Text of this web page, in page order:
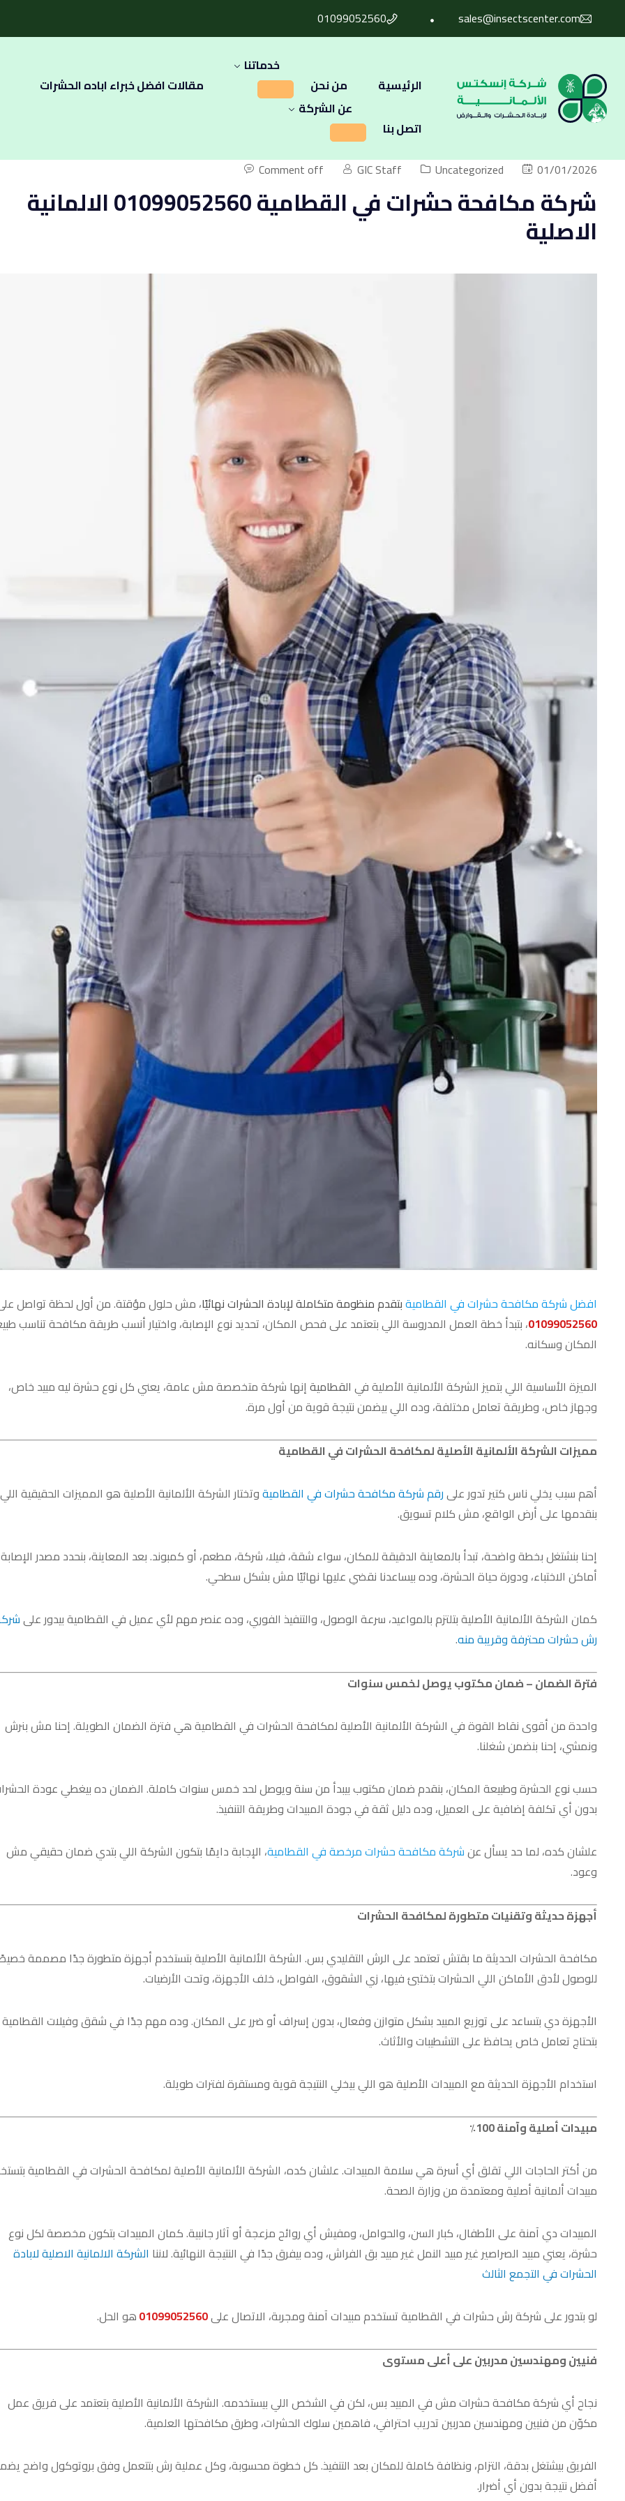
sales@insectscenter.com
01099052560
الرئيسية من نحن
خدماتنا
مقالات افضل خبراء اباده الحشرات
اتصل بنا
عن الشركة
01/01/2026
Uncategorized
GIC Staff
Comment off
شركة مكافحة حشرات في القطامية 01099052560 الالمانية
الاصلية
افضل شركة مكافحة حشرات في القطاميةبتقدم منظومة متكاملة لإبادة الحشرات نهائيًا، مش حلول مؤقتة. من أول لحظة تواصل
01099052560، بتبدأ خطة العمل المدروسة اللي بتعتمد على فحص المكان، تحديد نوع الإصابة، واختيار أنسب طريقة مكافحة تناسب
المكان وسكانه.
الميزة الأساسية اللي بتميز الشركة الألمانية الأصلية في القطاميةإنها شركة متخصصة مش عامة، يعني كل نوع حشرة ليه مبيد خاص،
وجهاز خاص، وطريقة تعامل مختلفة، وده اللي بيضمن نتيجة قوية من أول مرة.
مميزات الشركة الألمانية الأصلية لمكافحة الحشرات في القطامية
أهم سبب يخلي ناس كتير تدور علىرقم شركة مكافحة حشرات في القطاميةوتختار الشركة الألمانية الأصلية هو المميزات الحقيقية اللي
بنقدمها على أرض الواقع، مش كلام تسويق.
إحنا بنشتغل بخطة واضحة، تبدأ بالمعاينة الدقيقة للمكان، سواء شقة، فيلا، شركة، مطعم، أو كمبوند. بعد المعاينة، بنحدد مصدر
أماكن الاختباء، ودورة حياة الحشرة، وده بيساعدنا نقضي عليها نهائيًا مش بشكل سطحي.
كمان الشركة الألمانية الأصلية بتلتزم بالمواعيد، سرعة الوصول، والتنفيذ الفوري، وده عنصر مهم لأي عميل في القطامية بيدور على
رش حشرات محترفة وقريبة منه.
فترة الضمان – ضمان مكتوب يوصل لخمس سنوات
واحدة من أقوى نقاط القوة في الشركة الألمانية الأصلية لمكافحة الحشرات في القطامية هي فترة الضمان الطويلة. إحنا مش بنرش
ونمشي، إحنا بنضمن شغلنا.
حسب نوع الحشرة وطبيعة المكان، بنقدم ضمان مكتوب بيبدأ من سنة ويوصل لحد خمس سنوات كاملة. الضمان ده بيغطي عودة
بدون أي تكلفة إضافية على العميل، وده دليل ثقة في جودة المبيدات وطريقة التنفيذ.
علشان كده، لما حد يسأل عنشركة مكافحة حشرات مرخصة في القطامية، الإجابة دايمًا بتكون الشركة اللي بتدي ضمان حقيقي مش
وعود.
أجهزة حديثة وتقنيات متطورة لمكافحة الحشرات
مكافحة الحشرات الحديثة ما بقتش تعتمد على الرش التقليدي بس. الشركة الألمانية الأصلية بتستخدم أجهزة متطورة جدًا مصممة
للوصول لأدق الأماكن اللي الحشرات بتختبئ فيها، زي الشقوق، الفواصل، خلف الأجهزة، وتحت الأرضيات.
الأجهزة دي بتساعد على توزيع المبيد بشكل متوازن وفعال، بدون إسراف أو ضرر على المكان. وده مهم جدًا في شقق وفيلات القطامية
بتحتاج تعامل خاص يحافظ على التشطيبات والأثاث.
استخدام الأجهزة الحديثة مع المبيدات الأصلية هو اللي بيخلي النتيجة قوية ومستقرة لفترات طويلة.
مبيدات أصلية وآمنة 100٪
من أكتر الحاجات اللي تقلق أي أسرة هي سلامة المبيدات. علشان كده، الشركة الألمانية الأصلية لمكافحة الحشرات في القطامية
مبيدات ألمانية أصلية ومعتمدة من وزارة الصحة.
المبيدات دي آمنة على الأطفال، كبار السن، والحوامل، ومفيش أي روائح مزعجة أو آثار جانبية. كمان المبيدات بتكون مخصصة لكل نوع
حشرة، يعني مبيد الصراصير غير مبيد النمل غير مبيد بق الفراش، وده بيفرق جدًا في النتيجة النهائية. لاننا الشركة الالمانية الاصلية لابادة
الحشرات في التجمع الثالث
لو بتدور على شركة رش حشرات في القطامية تستخدم مبيدات آمنة ومجربة، الاتصال على01099052560هو الحل.
فنيين ومهندسين مدربين على أعلى مستوى
نجاح أي شركة مكافحة حشرات مش في المبيد بس، لكن في الشخص اللي بيستخدمه. الشركة الألمانية الأصلية بتعتمد على فريق عمل
مكوّن من فنيين ومهندسين مدربين تدريب احترافي، فاهمين سلوك الحشرات، وطرق مكافحتها العلمية.
الفريق بيشتغل بدقة، التزام، ونظافة كاملة للمكان بعد التنفيذ. كل خطوة محسوبة، وكل عملية رش بتتعمل وفق بروتوكول واضح
أفضل نتيجة بدون أي أضرار.